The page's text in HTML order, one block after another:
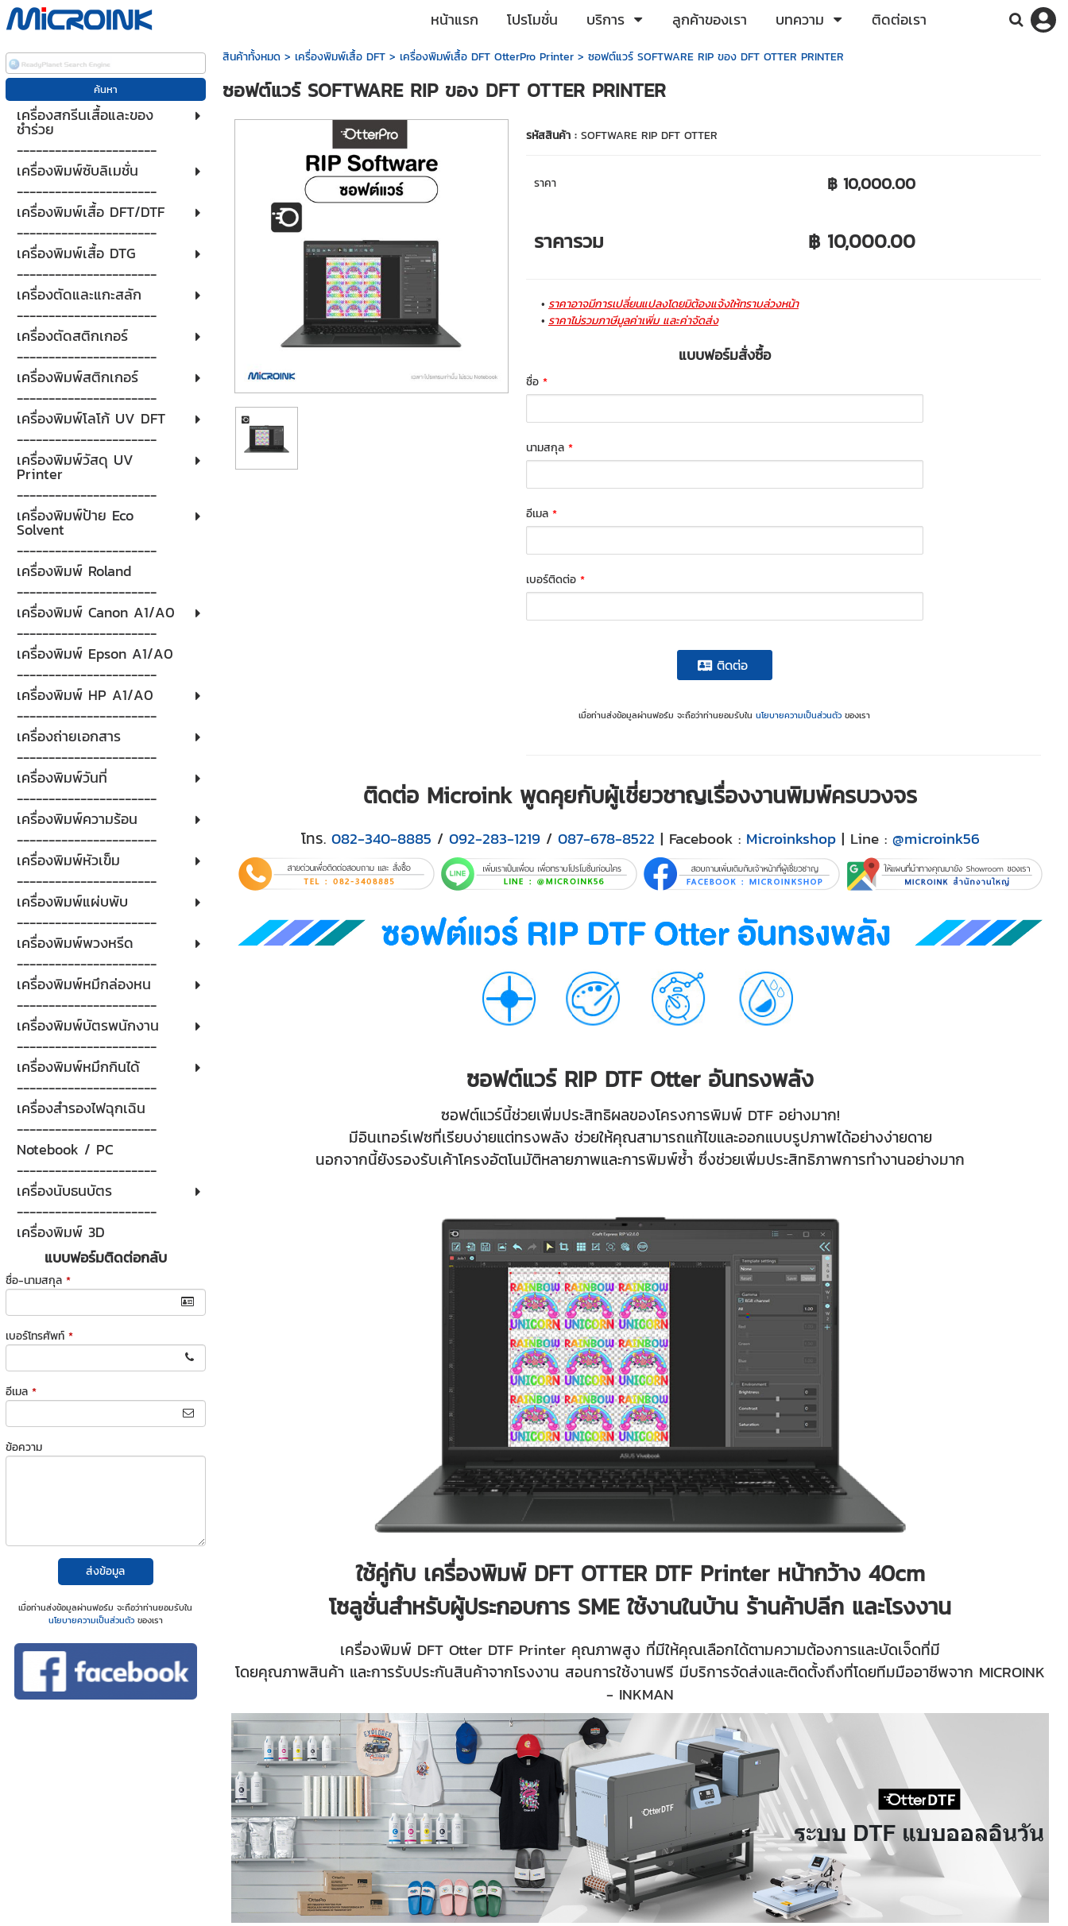
หน้าแรก โปรโมชั่น บริการ ลูกค้าของเรา บทความ ติดต่อเรา
เครื่องสกรีนเสื้อและของ
ชำร่วย
----------------------
เครื่องพิมพ์ซับลิเมชั่น
----------------------
เครื่องพิมพ์เสื้อ DFT/DTF
----------------------
เครื่องพิมพ์เสื้อ DTG
----------------------
เครื่องตัดและแกะสลัก
----------------------
เครื่องตัดสติกเกอร์
----------------------
เครื่องพิมพ์สติกเกอร์
----------------------
เครื่องพิมพ์โลโก้ UV DFT
----------------------
เครื่องพิมพ์วัสดุ UV
Printer
----------------------
เครื่องพิมพ์ป้าย Eco
Solvent
----------------------
เครื่องพิมพ์ Roland
----------------------
เครื่องพิมพ์ Canon A1/A0
----------------------
เครื่องพิมพ์ Epson A1/A0
----------------------
เครื่องพิมพ์ HP A1/A0
----------------------
เครื่องถ่ายเอกสาร
----------------------
เครื่องพิมพ์วันที่
----------------------
เครื่องพิมพ์ความร้อน
----------------------
เครื่องพิมพ์หัวเข็ม
----------------------
เครื่องพิมพ์แผ่บพับ
----------------------
เครื่องพิมพ์พวงหรีด
----------------------
เครื่องพิมพ์หมึกล่องหน
----------------------
เครื่องพิมพ์บัตรพนักงาน
----------------------
เครื่องพิมพ์หมึกกินได้
----------------------
เครื่องสำรองไฟฉุกเฉิน
----------------------
Notebook / PC
----------------------
เครื่องนับธนบัตร
----------------------
เครื่องพิมพ์ 3D
แบบฟอร์มติดต่อกลับ
ชื่อ-นามสกุล *
เบอร์โทรศัพท์ *
อีเมล *
ข้อความ
ส่งข้อมูล
เมื่อท่านส่งข้อมูลผ่านฟอร์ม จะถือว่าท่านยอมรับใน
นโยบายความเป็นส่วนตัวของเรา
สินค้าทั้งหมด> เครื่องพิมพ์เสื้อ DFT> เครื่องพิมพ์เสื้อ DFT OtterPro Printer> ซอฟต์แวร์ SOFTWARE RIP ของ DFT OTTER PRINTER
ซอฟต์แวร์ SOFTWARE RIP ของ DFT OTTER PRINTER
รหัสสินค้า : SOFTWARE RIP DFT OTTER
ราคา ฿ 10,000.00
ราคารวม ฿ 10,000.00
ราคาอาจมีการเปลี่ยนแปลงโดยมิต้องแจ้งให้ทราบล่วงหน้า
ราคาไม่รวมภาษีมูลค่าเพิ่ม และค่าจัดส่ง
แบบฟอร์มสั่งซื้อ
ชื่อ *
นามสกุล *
อีเมล *
เบอร์ติดต่อ *
ติดต่อ
เมื่อท่านส่งข้อมูลผ่านฟอร์ม จะถือว่าท่านยอมรับในนโยบายความเป็นส่วนตัว ของเรา
ติดต่อ Microink พูดคุยกับผู้เชี่ยวชาญเรื่องงานพิมพ์ครบวงจร
โทร. 082-340-8885 / 092-283-1219 / 087-678-8522 | Facebook : Microinkshop| Line : @microink56
ซอฟต์แวร์ RIP DTF Otter อันทรงพลัง
ซอฟต์แวร์นี้ช่วยเพิ่มประสิทธิผลของโครงการพิมพ์ DTF อย่างมาก!
มีอินเทอร์เฟซที่เรียบง่ายแต่ทรงพลัง ช่วยให้คุณสามารถแก้ไขและออกแบบรูปภาพได้อย่างง่ายดาย
นอกจากนี้ยังรองรับเค้าโครงอัตโนมัติหลายภาพและการพิมพ์ซ้ำ ซึ่งช่วยเพิ่มประสิทธิภาพการทำงานอย่างมาก
ใช้คู่กับ เครื่องพิมพ์ DFT OTTER DTF Printer หน้ากว้าง 40cm
โซลูชั่นสำหรับผู้ประกอบการ SME ใช้งานในบ้าน ร้านค้าปลีก และโรงงาน
เครื่องพิมพ์ DFT Otter DTF Printer คุณภาพสูง ที่มีให้คุณเลือกได้ตามความต้องการและบัดเจ็ดที่มี
โดยคุณภาพสินค้า และการรับประกันสินค้าจากโรงงาน สอนการใช้งานฟรี มีบริการจัดส่งและติดตั้งถึงที่โดยทีมมืออาชีพจาก MICROINK
- INKMAN